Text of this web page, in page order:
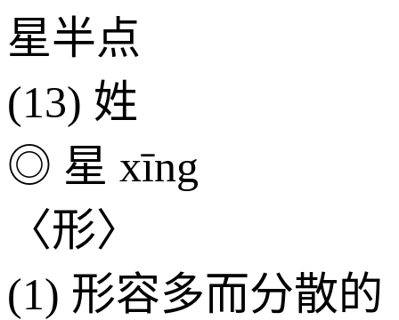
星半点
(13) 姓
◎ 星 xīng
〈形〉
(1) 形容多而分散的